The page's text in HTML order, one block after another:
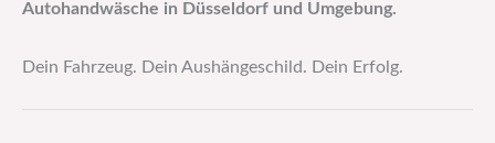
Autohandwäsche in Düsseldorf und Umgebung.
Dein Fahrzeug. Dein Aushängeschild. Dein Erfolg.